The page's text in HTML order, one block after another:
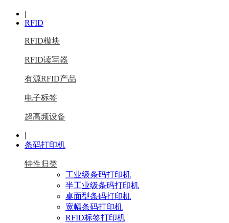
|
RFID
RFID模块
RFID读写器
有源RFID产品
电子标签
超高频设备
|
条码打印机
特性归类
工业级条码打印机
半工业级条码打印机
桌面型条码打印机
宽幅条码打印机
RFID标签打印机